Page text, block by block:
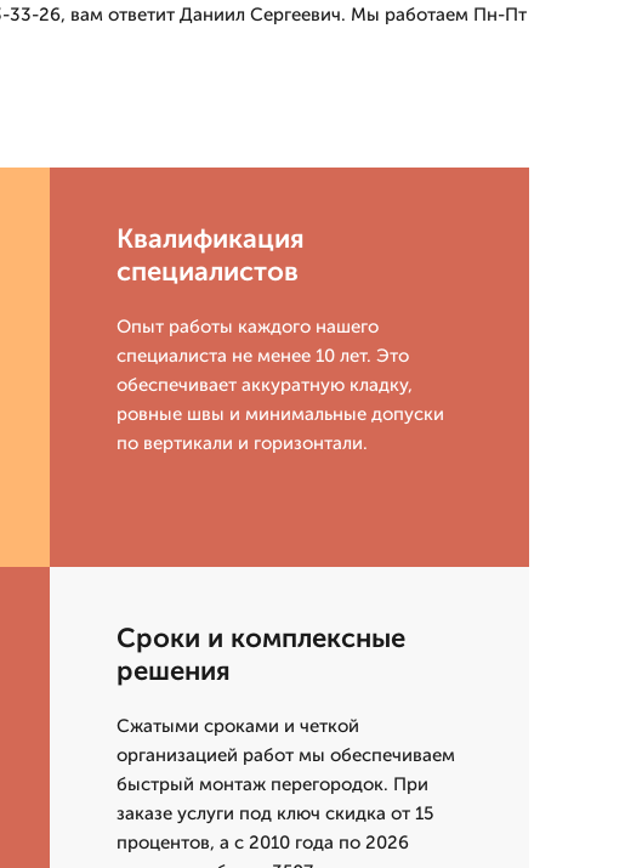
33-26, вам ответит Даниил Сергеевич. Мы работаем Пн-Пт
Квалификация
специалистов
Опыт работы каждого нашего
специалиста не менее 10 лет. Это
обеспечивает аккуратную кладку,
ровные швы и минимальные допуски
по вертикали и горизонтали.
Сроки и комплексные
решения
Сжатыми сроками и четкой
организацией работ мы обеспечиваем
быстрый монтаж перегородок. При
заказе услуги под ключ скидка от 15
процентов, а с 2010 года по 2026